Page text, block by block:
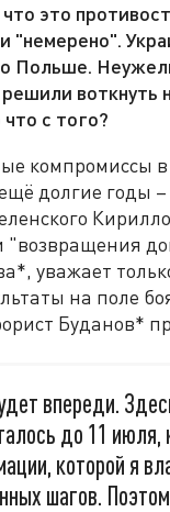
это
"немерено".
о Польше.
воткнуть
с того?
компромиссы
долгие годы
"возвращения
уважает
на поле
Буданов*
впереди.
до 11
которой я
шагов.